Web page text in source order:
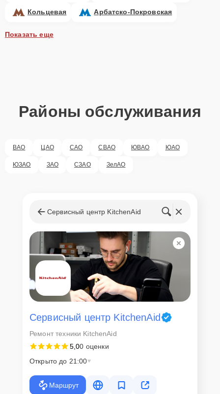
Кольцевая Арбатско-Покровская
Показать еще
Районы обслуживания
ВАО ЦАО САО СВАО ЮВАО ЮАО
ЮЗАО ЗАО СЗАО ЗелАО
Сервисный центр KitchenAid
Сервисный центр KitchenAid
Ремонт техники KitchenAid
5,00 оценки
Открыто до 21:00
Маршрут